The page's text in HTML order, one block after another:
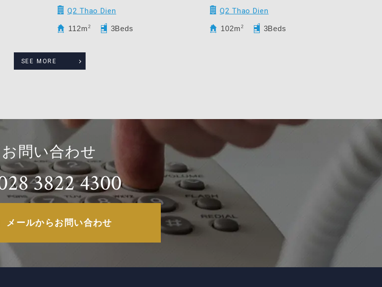
Q2 Thao Dien
112m 2 3Beds
Q2 Thao Dien
102m 2 3Beds
SEE MORE
お問い合わせ
3822 4300
メールからお問い合わせ